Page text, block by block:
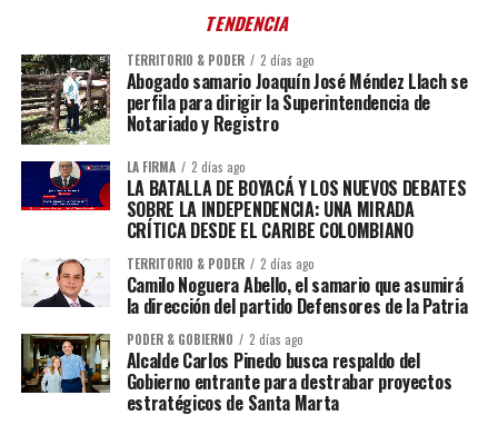
TENDENCIA
TERRITORIO & PODER 2 días ago
Abogado samario Joaquín José Méndez Llach se
perfila para dirigir la Superintendencia de
Notariado y Registro
LA FIRMA 2 días ago
LA BATALLA DE BOYACÁ Y LOS NUEVOS DEBATES
SOBRE LA INDEPENDENCIA: UNA MIRADA
CRÍTICA DESDE EL CARIBE COLOMBIANO
TERRITORIO & PODER 2 días ago
Camilo Noguera Abello, el samario que asumirá
la dirección del partido Defensores de la Patria
PODER & GOBIERNO 2 días ago
Alcalde Carlos Pinedo busca respaldo del
Gobierno entrante para destrabar proyectos
estratégicos de Santa Marta